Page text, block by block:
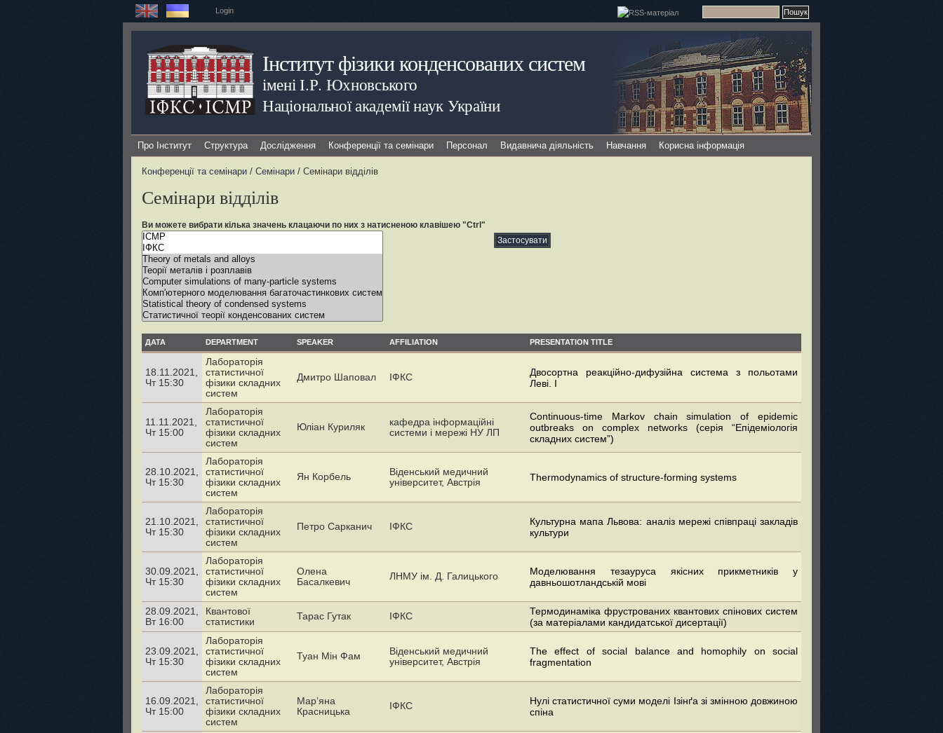
Login
Інститут фізики конденсованих систем
імені І.Р. Юхновського
Національної академії наук України
Про Інститут Структура Дослідження Конференції та семінари Персонал Видавнича діяльність Навчання Корисна інформація
Конференції та семінари / Семінари / Семінари відділів
Семінари відділів
Ви можете вибрати кілька значень клацаючи по них з натисненою клавішею "Ctrl"
ДАТА DEPARTMENT SPEAKER AFFILIATION PRESENTATION TITLE
18.11.2021,
Чт 15:30
Лабораторія
статистичної
фізики складних
систем
Дмитро Шаповал ІФКС
Двосортна реакційно-дифузійна система з польотами
Леві. I
11.11.2021,
Чт 15:00
Лабораторія
статистичної
фізики складних
систем
Юліан Куриляк
кафедра інформаційні
системи і мережі НУ ЛП
Сontinuous-time Markov chain simulation of epidemic
outbreaks on complex networks (серія “Епідеміологія
складних систем”)
28.10.2021,
Чт 15:30
Лабораторія
статистичної
фізики складних
систем
Ян Корбель
Віденський медичний
університет, Австрія
Thermodynamics of structure-forming systems
21.10.2021,
Чт 15:30
Лабораторія
статистичної
фізики складних
систем
Петро Сарканич ІФКС
Культурна мапа Львова: аналіз мережі співпраці закладів
культури
30.09.2021,
Чт 15:30
Лабораторія
статистичної
фізики складних
систем
Олена
Басалкевич
ЛНМУ ім. Д. Галицького
Моделювання тезауруса якісних прикметників у
давньошотландській мові
28.09.2021,
Вт 16:00
Квантової
статистики
Тарас Гутак ІФКС
Термодинаміка фрустрованих квантових спінових систем
(за матеріалами кандидатської дисертації)
23.09.2021,
Чт 15:30
Лабораторія
статистичної
фізики складних
систем
Туан Мін Фам
Віденський медичний
університет, Австрія
The effect of social balance and homophily on social
fragmentation
16.09.2021,
Чт 15:00
Лабораторія
статистичної
фізики складних
систем
Мар’яна
Красницька
ІФКС
Нулі статистичної суми моделі Ізінґа зі змінною довжиною
спіна